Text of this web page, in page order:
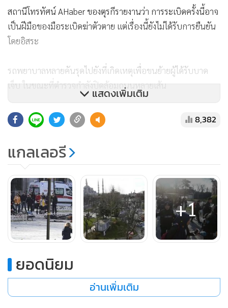
สถานีโทรทัศน์ AHaber ของตุรกีรายงานว่า การระเบิดครั้งนี้อาจ
เป็นฝีมือของมือระเบิดฆ่าตัวตาย แต่เรื่องนี้ยังไม่ได้รับการยืนยัน
โดยอิสระ
รถพยาบาลหลายคันรุดไปยังที่เกิดเหตุเพื่อขนย้ายผู้ได้รับบาด
เจ็บ ในขณะที่ตำรวจกำลังปิดล้อมถนนหลายเส้น
“เรากำลังเฝ้าระวังการระเบิดครั้งสอง” เจ้าหน้าที่ตำรวจรายเดิม
กล่าว ขณะพาคนออกไปจากจัตุรัสแห่งนี้
การระเบิดครั้งนี้เกิดขึ้นเพียงราว 1 ปีกว่าๆ หลังจากที่เคยเกิดเหตุ
มือระเบิดฆ่าตัวตายหญิงคนหนึ่งจุดชนวนระเบิดตัวเองที่สถานี
ตำรวจสำหรับนักท่องเที่ยวนอกจัตุรัสเดียวกันนี้ คร่าชีวิตเจ้า
หน้าที่ 1 ราย และอีก 1 รายได้รับบาดเจ็บ ในตอนแรกการโจมตี
ดังกล่าวถูกอ้างความรับผิดชอบโดยกลุ่มซ้ายจัดกลุ่มหนึ่ง แต่ต่อ
มากลับกลายเป็นฝีมือของผู้หญิงคนหนึ่งที่มีความเชื่อมโยงกับ
แสดงเพิ่มเติม
8,382
แกลเลอรี
+1
ยอดนิยม
อ่านเพิ่มเติม